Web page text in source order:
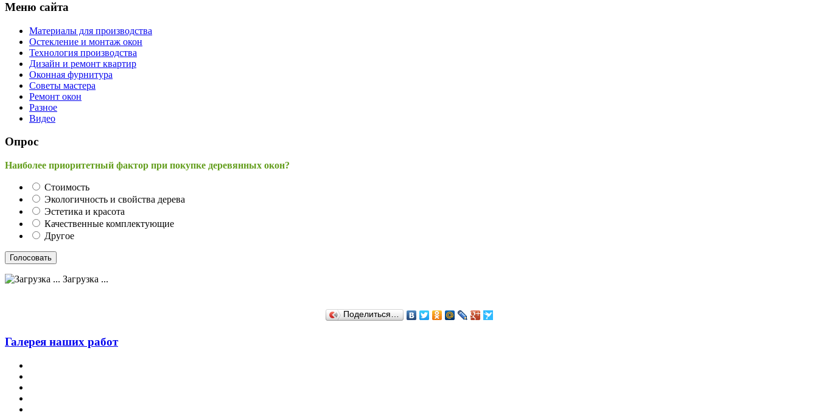
Меню сайта
Материалы для производства
Остекление и монтаж окон
Технология производства
Дизайн и ремонт квартир
Оконная фурнитура
Советы мастера
Ремонт окон
Разное
Видео
Опрос
Наиболее приоритетный фактор при покупке деревянных окон?
Стоимость
Экологичность и свойства дерева
Эстетика и красота
Качественные комплектующие
Другое
Загрузка ...
Поделиться…
Галерея наших работ